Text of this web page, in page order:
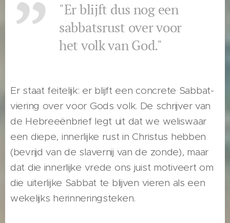
"Er blijft dus nog een
sabbatsrust over voor
het volk van God."
Er staat feitelijk: er blijft een concrete Sabbat-
viering over voor Gods volk. De schrijver van
de Hebreeënbrief legt uit dat we weliswaar
een diepe, innerlijke rust in Christus hebben
(bevrijd van de slavernij van de zonde), maar
dat die innerlijke vrede ons juist motiveert om
die uiterlijke Sabbat te blijven vieren als een
wekelijks herinneringsteken.